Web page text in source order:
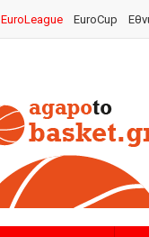
EuroLeague EuroCup